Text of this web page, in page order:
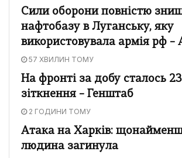
Сили оборони повністю
нафтобазу в Луганську, яку
використовувала армія рф
57 ХВИЛИН ТОМУ
На фронті за добу сталось
зіткнення – Генштаб
2 ГОДИНИ ТОМУ
Атака на Харків:
людина загинула